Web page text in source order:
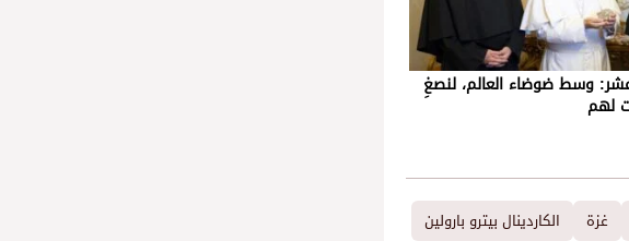
عشر: وسط ضوضاء العالم، لنصغِ
لهم
غزة الكاردينال بيترو بارولين